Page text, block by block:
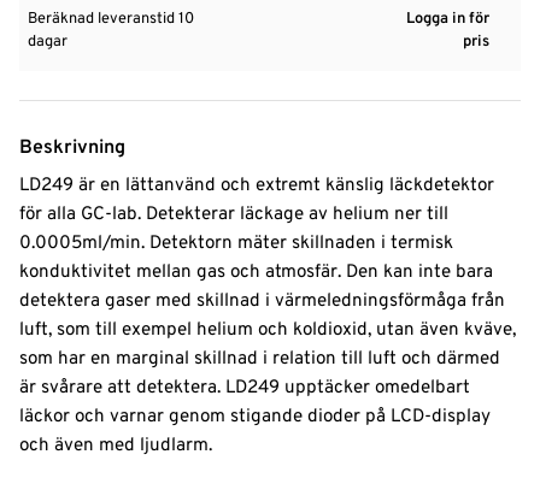
Beräknad leveranstid 10
dagar
Logga in för
pris
Beskrivning
LD249 är en lättanvänd och extremt känslig läckdetektor
för alla GC-lab. Detekterar läckage av helium ner till
0.0005ml/min. Detektorn mäter skillnaden i termisk
konduktivitet mellan gas och atmosfär. Den kan inte bara
detektera gaser med skillnad i värmeledningsförmåga från
luft, som till exempel helium och koldioxid, utan även kväve,
som har en marginal skillnad i relation till luft och därmed
är svårare att detektera. LD249 upptäcker omedelbart
läckor och varnar genom stigande dioder på LCD-display
och även med ljudlarm.